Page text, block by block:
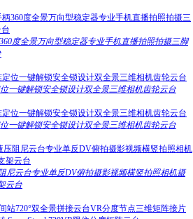
度全景万向型稳定器专业手机直播拍照拍摄三脚
一键解锁安全锁设计双全景三维相机齿轮云台
一键解锁安全锁设计双全景三维相机齿轮云台
尼云台专业单反DV俯拍摄影视频横竖拍照相机摄
云台